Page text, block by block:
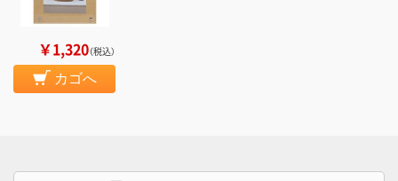
￥1,320（税込）
カゴへ